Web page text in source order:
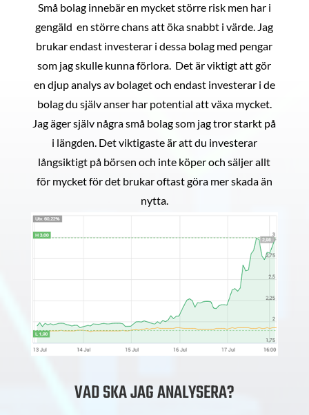
Små bolag innebär en mycket större risk men har i
gengäld en större chans att öka snabbt i värde. Jag
brukar endast investerar i dessa bolag med pengar
som jag skulle kunna förlora. Det är viktigt att gör
en djup analys av bolaget och endast investerar i de
bolag du själv anser har potential att växa mycket.
Jag äger själv några små bolag som jag tror starkt på
i längden. Det viktigaste är att du investerar
långsiktigt på börsen och inte köper och säljer allt
för mycket för det brukar oftast göra mer skada än
nytta.
VAD SKA JAG ANALYSERA?